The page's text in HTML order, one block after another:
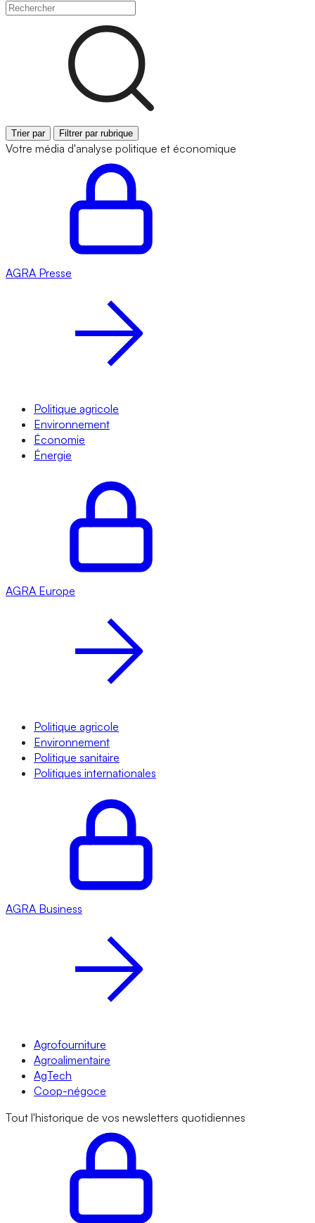
Trier par Filtrer par rubrique
Votre média d'analyse politique et économique
AGRA Presse
Politique agricole
Environnement
Économie
Énergie
AGRA Europe
Politique agricole
Environnement
Politique sanitaire
Politiques internationales
AGRA Business
Agrofourniture
Agroalimentaire
AgTech
Coop-négoce
Tout l'historique de vos newsletters quotidiennes